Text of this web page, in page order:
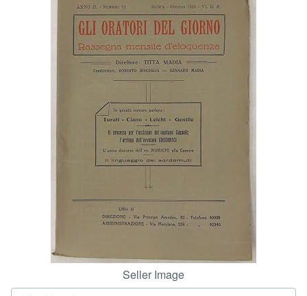
Art & Collectables
CLOSE
Seller Image